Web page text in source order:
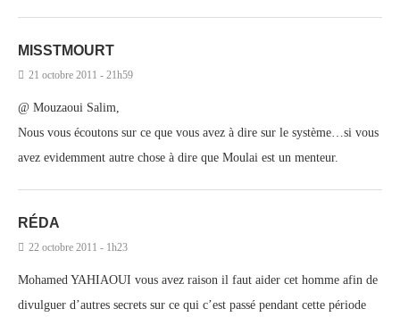
MISSTMOURT
21 octobre 2011 - 21h59
@ Mouzaoui Salim,
Nous vous écoutons sur ce que vous avez à dire sur le système…si vous
avez evidemment autre chose à dire que Moulai est un menteur.
RÉDA
22 octobre 2011 - 1h23
Mohamed YAHIAOUI vous avez raison il faut aider cet homme afin de
divulguer d’autres secrets sur ce qui c’est passé pendant cette période